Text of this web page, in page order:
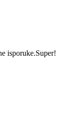
isporuke.Super!